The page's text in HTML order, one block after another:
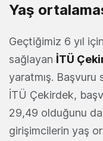
Yaş
Geçtiğimiz 6 yıl
sağlayan İTÜ
yaratmış. Başvuru
İTÜ Çekirdek,
29,49 olduğunu da
girişimcilerin yaş